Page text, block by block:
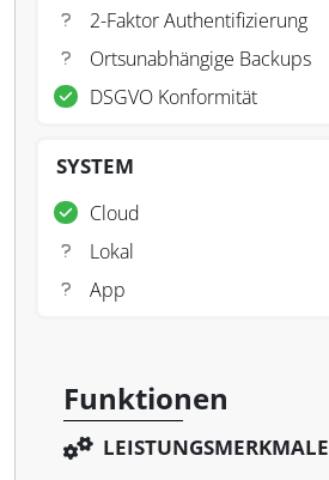
2-Faktor Authentifizierung
Ortsunabhängige Backups
DSGVO Konformität
SYSTEM
Cloud
Lokal
App
Funktionen
LEISTUNGSMERKMALE